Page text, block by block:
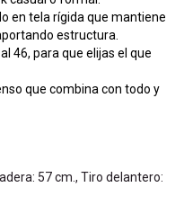
en tela rígida que mantiene
estructura.
46, para que elijas el que
que combina con todo y
57 cm., Tiro delantero: